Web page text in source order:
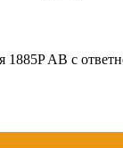
1885P AB с